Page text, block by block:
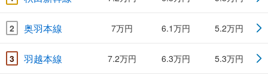
2 奥羽本線 7万円 6.1万円 5.2万円
3 羽越本線 7.2万円 6.3万円 5.3万円